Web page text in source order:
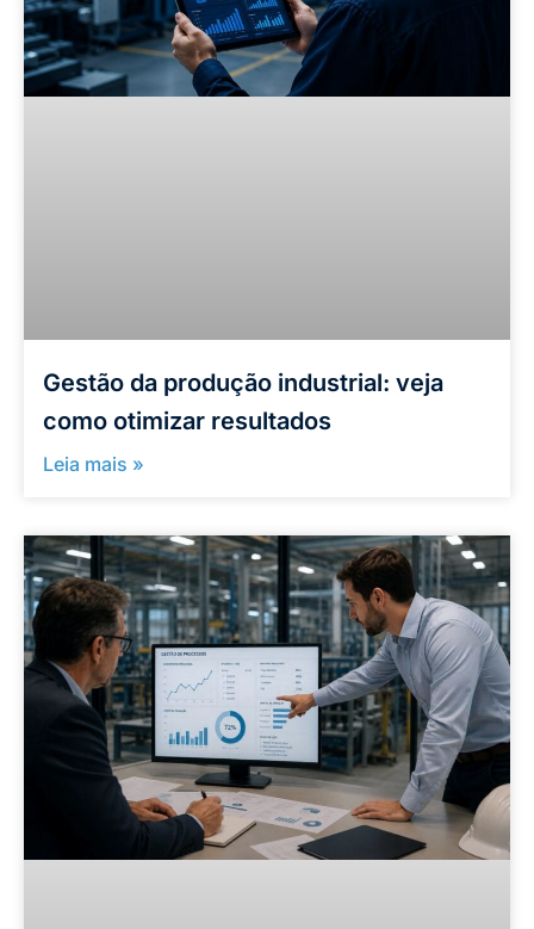
Gestão da produção industrial: veja
como otimizar resultados
Leia mais »